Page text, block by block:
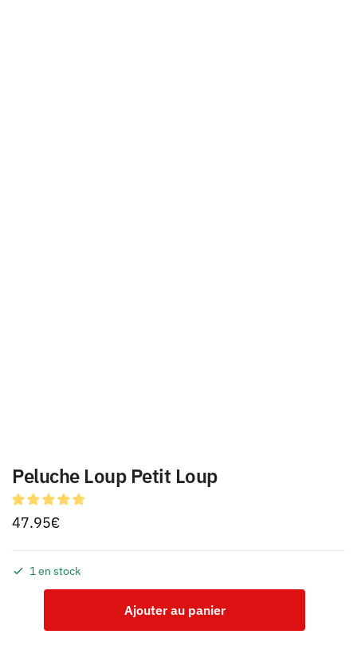
Peluche Loup Petit Loup
47.95€
1 en stock
Ajouter au panier